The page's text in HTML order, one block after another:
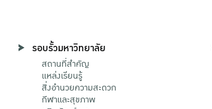
รอบรั้วมหาวิทยาลัย
สถานที่สำคัญ
แหล่งเรียนรู้
สิ่งอำนวยความสะดวก
กีฬาและสุขภาพ